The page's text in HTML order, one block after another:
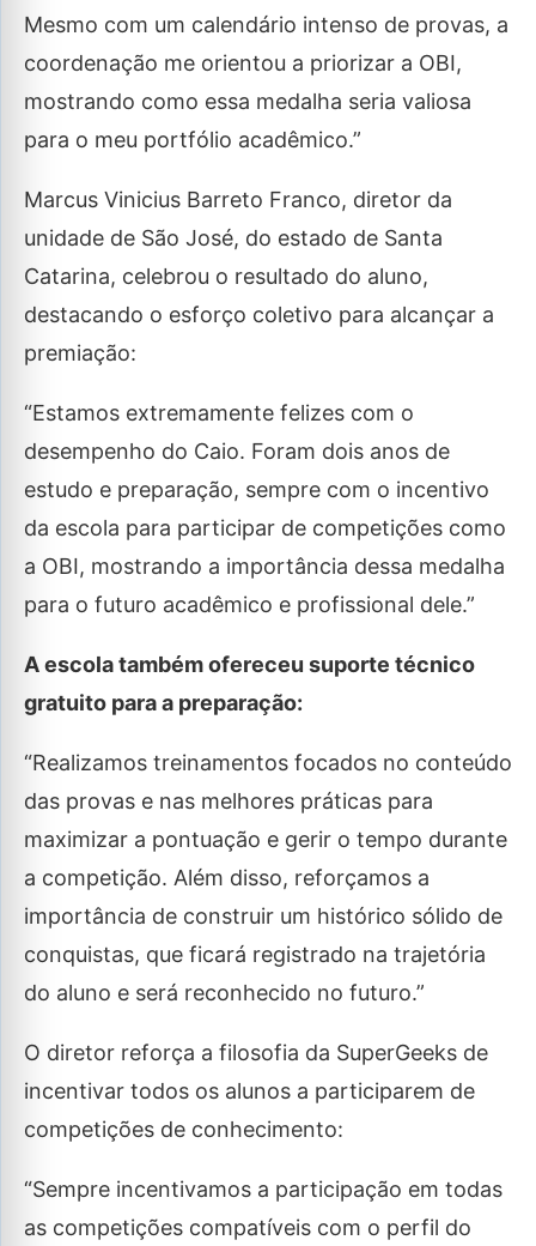
Mesmo com um calendário intenso de provas, a
coordenação me orientou a priorizar a OBI,
mostrando como essa medalha seria valiosa
para o meu portfólio acadêmico.”
Marcus Vinicius Barreto Franco, diretor da
unidade de São José, do estado de Santa
Catarina, celebrou o resultado do aluno,
destacando o esforço coletivo para alcançar a
premiação:
“Estamos extremamente felizes com o
desempenho do Caio. Foram dois anos de
estudo e preparação, sempre com o incentivo
da escola para participar de competições como
a OBI, mostrando a importância dessa medalha
para o futuro acadêmico e profissional dele.”
A escola também ofereceu suporte técnico
gratuito para a preparação:
“Realizamos treinamentos focados no conteúdo
das provas e nas melhores práticas para
maximizar a pontuação e gerir o tempo durante
a competição. Além disso, reforçamos a
importância de construir um histórico sólido de
conquistas, que ficará registrado na trajetória
do aluno e será reconhecido no futuro.”
O diretor reforça a filosofia da SuperGeeks de
incentivar todos os alunos a participarem de
competições de conhecimento:
“Sempre incentivamos a participação em todas
as competições compatíveis com o perfil do